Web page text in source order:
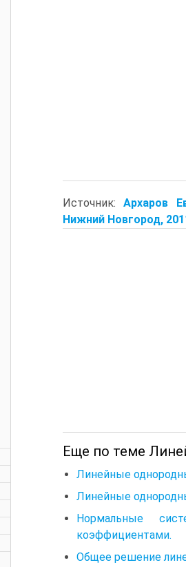
Источник:Архаров
Нижний Новгород,
Еще по теме
Линейные
Линейные
Нормальные
коэффициентами.
Общее решение